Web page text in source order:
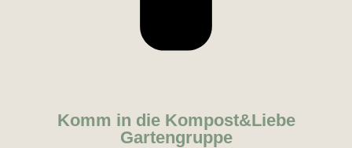
Komm in die Kompost&Liebe
Gartengruppe